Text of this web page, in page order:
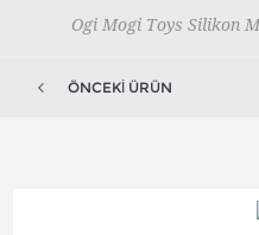
Ogi Mogi Toys Silikon
ÖNCEKI ÜRÜN